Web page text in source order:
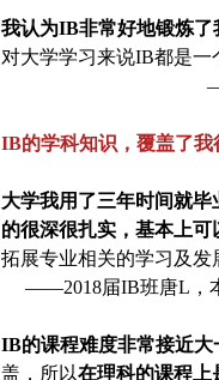
我认为IB非常好地锻炼了
对大学学习来说IB都是一
IB的学科知识，覆盖了我
大学我用了三年时间就
的很深很扎实，基本上
拓展专业相关的学习及发
——2018届IB班唐L，
IB的课程难度非常接近大
盖，所以在理科的课程上